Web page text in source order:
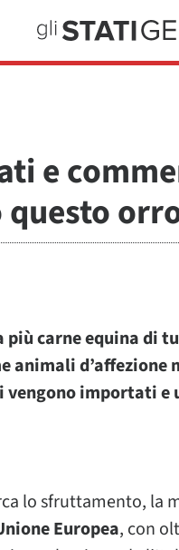
e
più carne equina di
animali d’affezione
importati e
lo sfruttamento, la
Europea, con